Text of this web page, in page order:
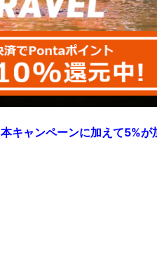
本キャンペーンに加えて5%が